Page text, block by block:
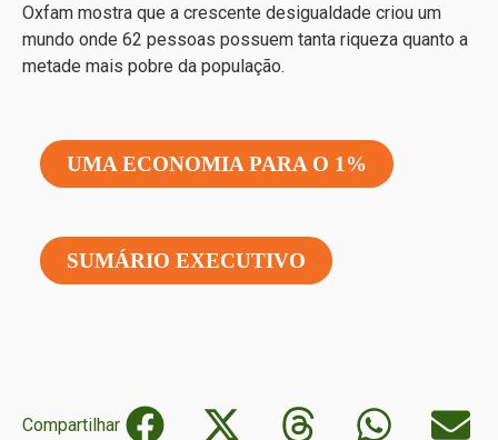
Oxfam mostra que a crescente desigualdade criou um
mundo onde 62 pessoas possuem tanta riqueza quanto a
metade mais pobre da população.
UMA ECONOMIA PARA O 1%
SUMÁRIO EXECUTIVO
Compartilhar